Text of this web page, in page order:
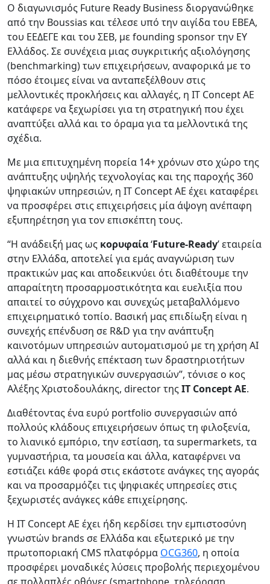
Ο διαγωνισμός Future Ready Business διοργανώθηκε
από την Boussias και τέλεσε υπό την αιγίδα του ΕΒΕΑ,
του ΕΕΔΕΓΕ και του ΣΕΒ, με founding sponsor την EY
Ελλάδος. Σε συνέχεια μιας συγκριτικής αξιολόγησης
(benchmarking) των επιχειρήσεων, αναφορικά με το
πόσο έτοιμες είναι να ανταπεξέλθουν στις
μελλοντικές προκλήσεις και αλλαγές, η IT Concept AE
κατάφερε να ξεχωρίσει για τη στρατηγική που έχει
αναπτύξει αλλά και το όραμα για τα μελλοντικά της
σχέδια.
Με μια επιτυχημένη πορεία 14+ χρόνων στο χώρο της
ανάπτυξης υψηλής τεχνολογίας και της παροχής 360
ψηφιακών υπηρεσιών, η IT Concept AE έχει καταφέρει
να προσφέρει στις επιχειρήσεις μία άψογη ανέπαφη
εξυπηρέτηση για τον επισκέπτη τους.
“Η ανάδειξή μας ως κορυφαία‘Future-Ready’ εταιρεία
στην Ελλάδα, αποτελεί για εμάς αναγνώριση των
πρακτικών μας και αποδεικνύει ότι διαθέτουμε την
απαραίτητη προσαρμοστικότητα και ευελιξία που
απαιτεί το σύγχρονο και συνεχώς μεταβαλλόμενο
επιχειρηματικό τοπίο. Βασική μας επιδίωξη είναι η
συνεχής επένδυση σε R&D για την ανάπτυξη
καινοτόμων υπηρεσιών αυτοματισμού με τη χρήση AI
αλλά και η διεθνής επέκταση των δραστηριοτήτων
μας μέσω στρατηγικών συνεργασιών”, τόνισε ο κος
Αλέξης Χριστοδουλάκης, director τηςIT Concept ΑΕ.
Διαθέτοντας ένα ευρύ portfolio συνεργασιών από
πολλούς κλάδους επιχειρήσεων όπως τη φιλοξενία,
το λιανικό εμπόριο, την εστίαση, τα supermarkets, τα
γυμναστήρια, τα μουσεία και άλλα, καταφέρνει να
εστιάζει κάθε φορά στις εκάστοτε ανάγκες της αγοράς
και να προσαρμόζει τις ψηφιακές υπηρεσίες στις
ξεχωριστές ανάγκες κάθε επιχείρησης.
Η IT Concept ΑΕ έχει ήδη κερδίσει την εμπιστοσύνη
γνωστών brands σε Ελλάδα και εξωτερικό με την
πρωτοποριακή CMS πλατφόρμα OCG360, η οποία
προσφέρει μοναδικές λύσεις προβολής περιεχομένου